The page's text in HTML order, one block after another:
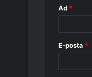
Ad *
E-posta *